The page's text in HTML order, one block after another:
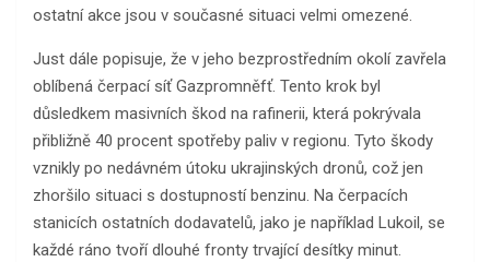
ostatní akce jsou v současné situaci velmi omezené.
Just dále popisuje, že v jeho bezprostředním okolí zavřela
oblíbená čerpací síť Gazpromněfť. Tento krok byl
důsledkem masivních škod na rafinerii, která pokrývala
přibližně 40 procent spotřeby paliv v regionu. Tyto škody
vznikly po nedávném útoku ukrajinských dronů, což jen
zhoršilo situaci s dostupností benzinu. Na čerpacích
stanicích ostatních dodavatelů, jako je například Lukoil, se
každé ráno tvoří dlouhé fronty trvající desítky minut.